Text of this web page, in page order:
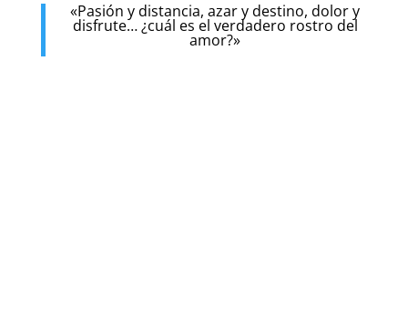
«Pasión y distancia, azar y destino, dolor y
disfrute… ¿cuál es el verdadero rostro del
amor?»